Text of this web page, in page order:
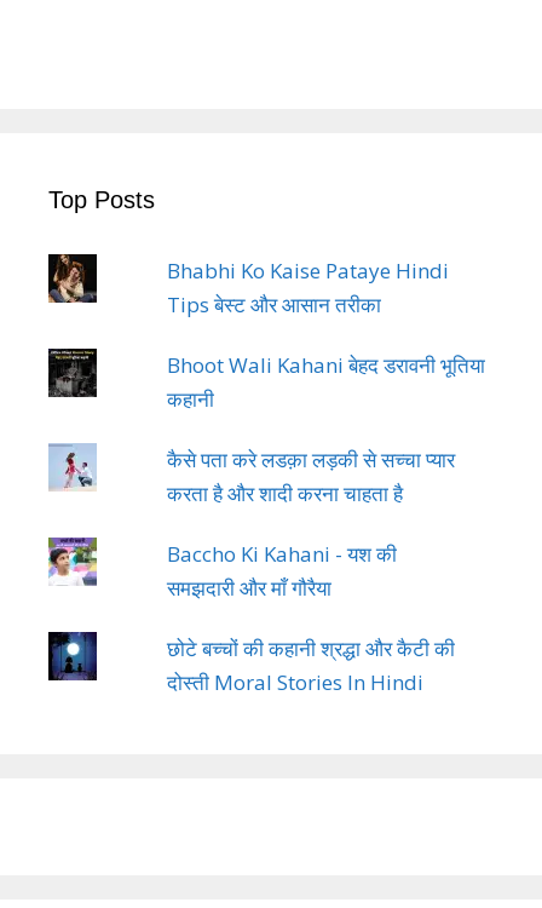
Top Posts
Bhabhi Ko Kaise Pataye Hindi
Tips बेस्ट और आसान तरीका
Bhoot Wali Kahani बेहद डरावनी भूतिया
कहानी
कैसे पता करे लडक़ा लड़की से सच्चा प्यार
करता है और शादी करना चाहता है
Baccho Ki Kahani - यश की
समझदारी और माँ गौरैया
छोटे बच्चों की कहानी श्रद्धा और कैटी की
दोस्ती Moral Stories In Hindi